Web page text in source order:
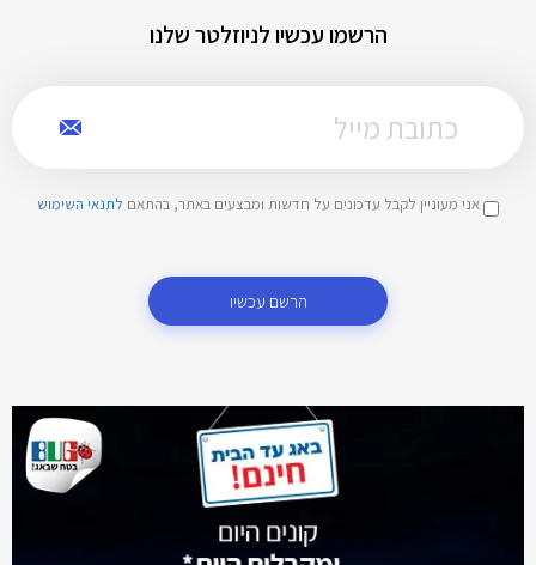
הרשמו עכשיו לניוזלטר שלנו
אני מעוניין לקבל עדכונים על חדשות ומבצעים באתר, בהתאם לתנאי השימוש
הרשם עכשיו